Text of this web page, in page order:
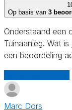
Op basis van 3
Onderstaand een
Tuinaanleg. Wat
een beoordeling
Marc Dors